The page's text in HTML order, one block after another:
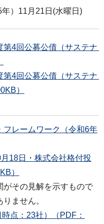
）11月21日(水曜日)
第4回公募公債（サステナ
第4回公募公債（サステナ
）
フレームワーク（令和6年
18日・株式会社格付投
）
その見解を示すもので
ません。
点：23社）（PDF：